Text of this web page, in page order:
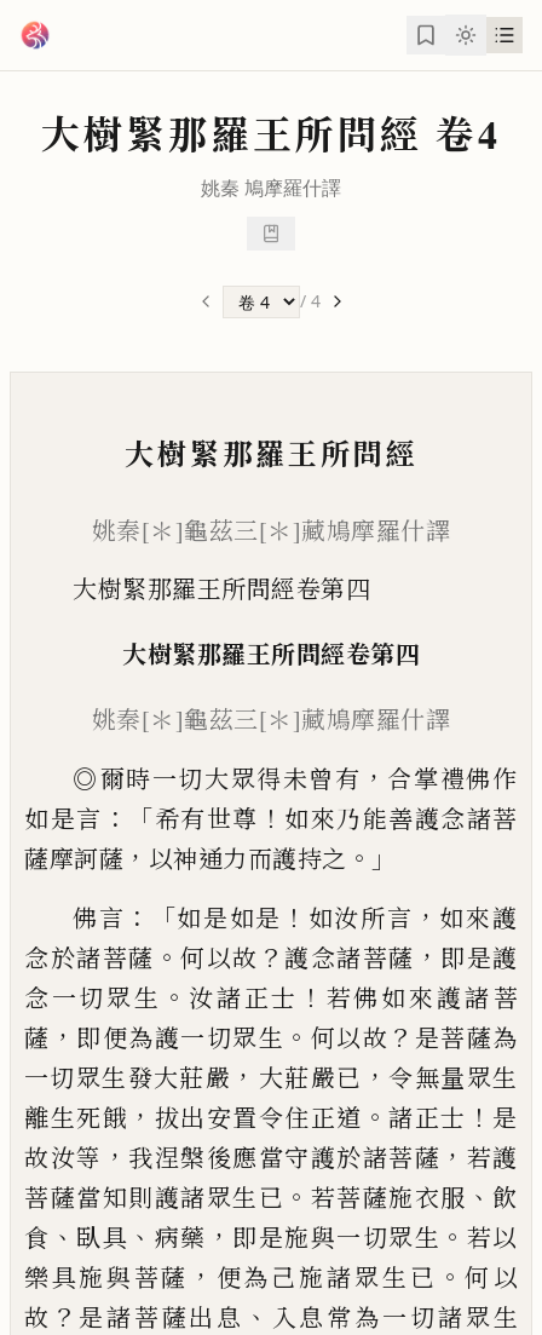
大樹緊那羅王所問經 卷4
姚秦 鳩摩羅什譯
/ 4
大樹緊那羅王所問經
姚秦[＊]龜茲三[＊]藏鳩摩羅什譯
大樹緊那羅王所問經卷第四
大樹緊那羅王所問經卷第四
姚秦[＊]龜茲三[＊]藏鳩摩羅什譯
◎爾時一切大眾得未曾有 ， 合掌禮佛作
如是言 ：「希有世尊 ！ 如來乃能善護念諸菩
薩摩訶薩 ， 以神通力而護持之 。」
佛言 ：「如是如是 ！ 如汝所言 ， 如來護
念於諸菩薩 。 何以故 ？ 護念諸菩薩 ， 即是護
念一切眾生 。 汝諸正士 ！ 若佛如來護諸菩
薩 ， 即便為護一切眾生 。 何以故 ？ 是菩薩為
一切眾生發大莊嚴 ， 大莊嚴已 ， 令無量眾生
離生死餓 ， 拔出安置令住正道 。 諸正士 ！ 是
故汝等 ， 我涅槃後應當守護於諸菩薩 ， 若護
菩薩當知則護諸眾生已 。 若菩薩施衣服 、 飲
食 、 臥具 、 病藥 ， 即是施與一切眾生 。 若以
樂具施與菩薩 ， 便為己施諸眾生已 。 何以
故 ？ 是諸菩薩出息 、 入息常為一切諸眾生